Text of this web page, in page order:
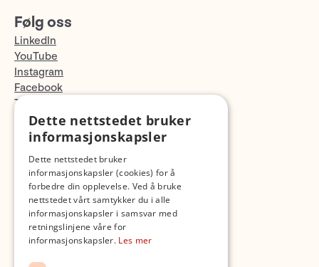
Følg oss
LinkedIn
YouTube
Instagram
Facebook
TikTok
Fotopodden
Dette nettstedet bruker
informasjonskapsler
Dette nettstedet bruker
informasjonskapsler (cookies) for å
forbedre din opplevelse. Ved å bruke
nettstedet vårt samtykker du i alle
informasjonskapsler i samsvar med
retningslinjene våre for
informasjonskapsler. Les mer